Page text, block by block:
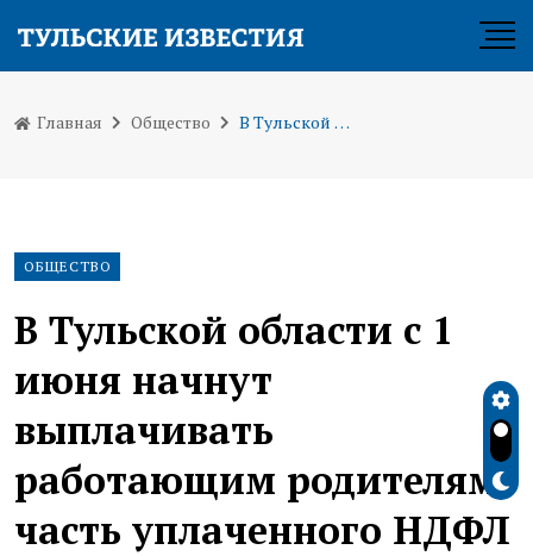
Главная Общество В Тульской области с 1 июня начнут выплачивать работающим родителям часть уплаченного НДФЛ
ОБЩЕСТВО
В Тульской области с 1
июня начнут
выплачивать
работающим родителям
часть уплаченного НДФЛ